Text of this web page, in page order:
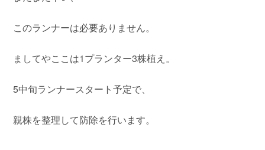
このランナーは必要ありません。
ましてやここは1プランター3株植え。
5中旬ランナースタート予定で、
親株を整理して防除を行います。